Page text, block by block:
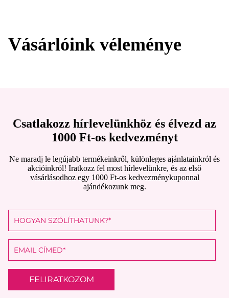
Vásárlóink véleménye
Csatlakozz hírlevelünkhöz és élvezd az
1000 Ft-os kedvezményt
Ne maradj le legújabb termékeinkről, különleges ajánlatainkról és
akcióinkról! Iratkozz fel most hírlevelünkre, és az első
vásárlásodhoz egy 1000 Ft-os kedvezménykuponnal
ajándékozunk meg.
FELIRATKOZOM